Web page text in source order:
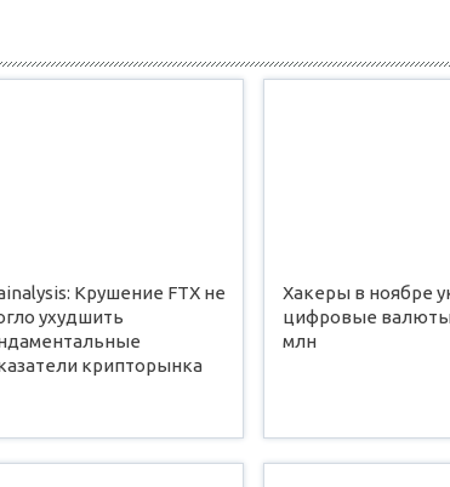
Крушение FTX не
ухудшить
крипторынка
Хакеры в ноябре
цифровые валюты
млн